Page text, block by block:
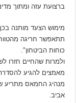
ברצועת עזה ומתוך
מימוש הצעד מותנה
תתאפשר חריגה
כוחות הביטחון".
ולמרות שהחיים חזרו
מאמצים להגיע
מנהיג החמאס מתריע
אביב.